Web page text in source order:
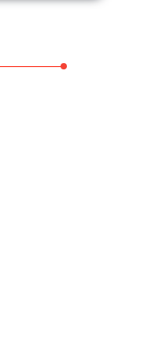
према